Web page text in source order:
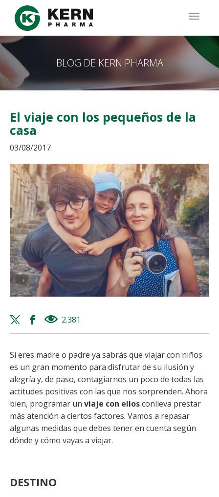
Pasar
contenido
principal
BLOG DE KERN PHARMA
El viaje con los pequeños de la
casa
03/08/2017
Twitter
share
Facebook
share
2.381
Si eres madre o padre ya sabrás que viajar con niños
es un gran momento para disfrutar de su ilusión y
alegría y, de paso, contagiarnos un poco de todas las
actitudes positivas con las que nos sorprenden. Ahora
bien, programar un viaje con ellosconlleva prestar
más atención a ciertos factores. Vamos a repasar
algunas medidas que debes tener en cuenta según
dónde y cómo vayas a viajar.
DESTINO